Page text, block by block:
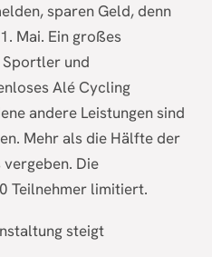
sparen Geld, denn
Mai. Ein großes
und
Alé Cycling
andere Leistungen sind
Mehr als die Hälfte der
Die
Teilnehmer limitiert.
steigt